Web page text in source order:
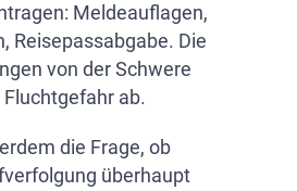
Meldeauflagen,
Reisepassabgabe. Die
von der Schwere
ab.
die Frage, ob
überhaupt